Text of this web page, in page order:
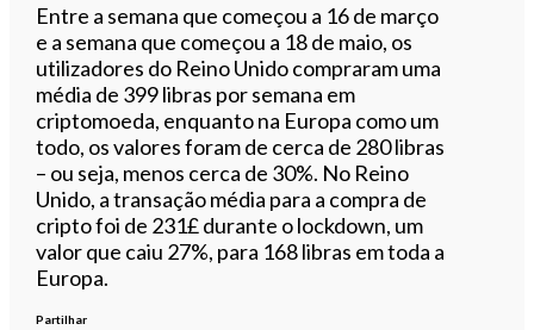
Entre a semana que começou a 16 de março
e a semana que começou a 18 de maio, os
utilizadores do Reino Unido compraram uma
média de 399 libras por semana em
criptomoeda, enquanto na Europa como um
todo, os valores foram de cerca de 280 libras
– ou seja, menos cerca de 30%. No Reino
Unido, a transação média para a compra de
cripto foi de 231£ durante o lockdown, um
valor que caiu 27%, para 168 libras em toda a
Europa.
Partilhar